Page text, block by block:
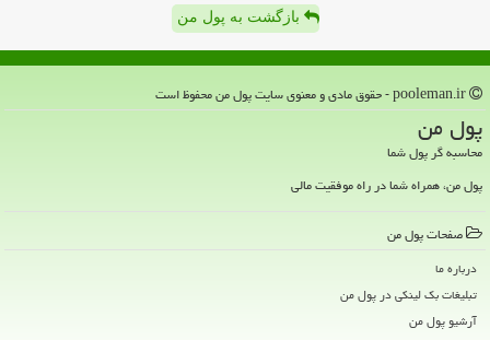
بازگشت به پول من
پول من
محاسبه گر پول شما
پول من، همراه شما در راه موفقیت مالی
صفحات پول من
درباره ما
تبلیغات بک لینکی در پول من
آرشیو پول من